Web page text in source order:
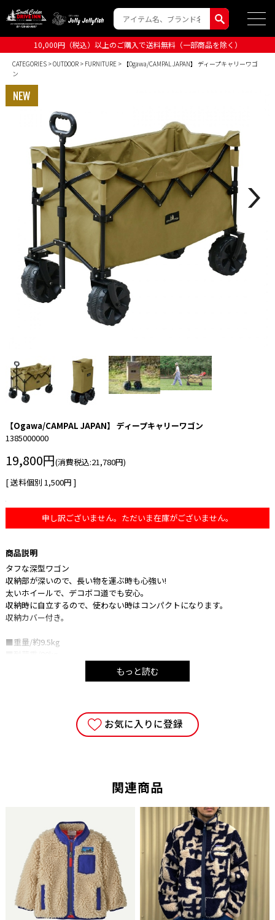
10,000円（税込）以上のご購入で送料無料（一部商品を除く）
CATEGORIES >OUTDOOR > FURNITURE > 【Ogawa/CAMPAL JAPAN】 ディープキャリーワゴ
ン
【Ogawa/CAMPAL JAPAN】 ディープキャリーワゴン
1385000000
19,800円(消費税込:21,780円)
[ 送料個別 1,500円 ]
申し訳ございません。ただいま在庫がございません。
商品説明
タフな深型ワゴン
収納部が深いので、長い物を運ぶ時も心強い!
太いホイールで、デコボコ道でも安心。
収納時に自立するので、使わない時はコンパクトになります。
収納カバー付き。
■重量/約9.5kg
■サイズ/[展開時外側]幅98x奥行44x高さ74cm(取手高94cm)
[展開時内側]幅93.5x奥行き39x高さ47cm
■カラー/本体:サンドベージュ、フレーム:ブラック
■付属品/収納カバー
・ご使用の端末により、実物とは多少色合い等が異なって見える場合がご
・当サイトに掲載している商品は、実店舗でも同時に販売しております。
サイトよりご注文を頂いた時点で、まれに実店舗にて完売し欠品の場合が
ございます。 今後の入荷予定を確認して入荷が困難な場合は、誠に勝手
ながらご注文をキャンセルとさせて頂きます。 在庫管理は、できる限り
リアルタイムな更新を心がけておりますが、万一欠品の際はご了承下さ
い。
・こちらの商品は、初期の製品不良以外での返品・交換はお断りさせて頂
いております。あらかじめご了承ください。
もっと読む
お気に入りに登録
関連商品